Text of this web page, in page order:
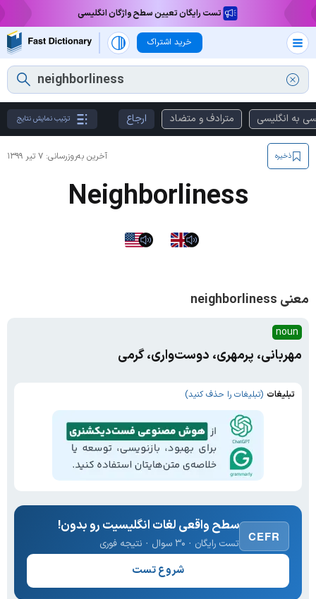
تست رایگان تعیین سطح واژگان انگلیسی
خرید اشتراک
به انگلیسی مترادف و متضاد ارجاع ترتیب نمایش نتایج
آخرین به‌روزرسانی: ۷ تیر ۱۳۹۹ ذخیره
Neighborliness
معنی neighborliness
noun
مهربانی، پرمهری، دوست‌واری، گرمی
تبلیغات (تبلیغات را حذف کنید)
CEFR
سطح واقعی لغات انگلیسیت رو بدون!
تست رایگان · ۳۰ سوال · نتیجه فوری
شروع تست